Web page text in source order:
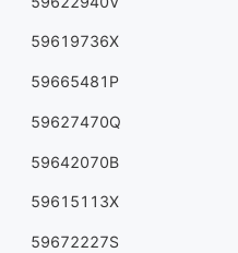
59619736X
59665481P
59627470Q
59642070B
59615113X
59672227S